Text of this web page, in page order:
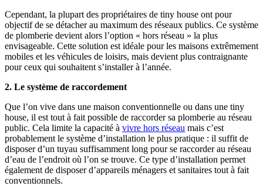
Cependant, la plupart des propriétaires de tiny house ont pour
objectif de se détacher au maximum des réseaux publics. Ce système
de plomberie devient alors l’option « hors réseau » la plus
envisageable. Cette solution est idéale pour les maisons extrêmement
mobiles et les véhicules de loisirs, mais devient plus contraignante
pour ceux qui souhaitent s’installer à l’année.
2. Le système de raccordement
Que l’on vive dans une maison conventionnelle ou dans une tiny
house, il est tout à fait possible de raccorder sa plomberie au réseau
public. Cela limite la capacité à vivre hors réseau mais c’est
probablement le système d’installation le plus pratique : il suffit de
disposer d’un tuyau suffisamment long pour se raccorder au réseau
d’eau de l’endroit où l’on se trouve. Ce type d’installation permet
également de disposer d’appareils ménagers et sanitaires tout à fait
conventionnels.